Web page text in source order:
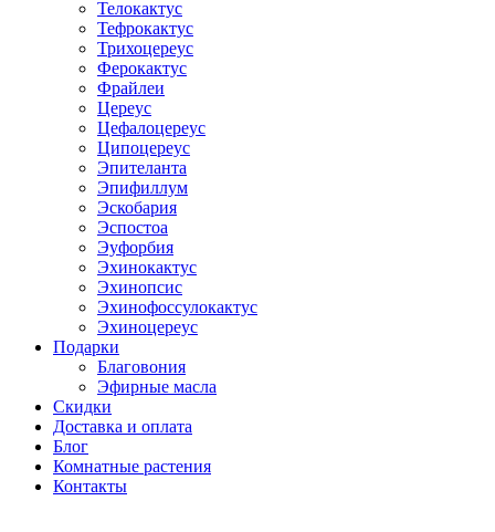
Телокактус
Тефрокактус
Трихоцереус
Ферокактус
Фрайлеи
Цереус
Цефалоцереус
Ципоцереус
Эпителанта
Эпифиллум
Эскобария
Эспостоа
Эуфорбия
Эхинокактус
Эхинопсис
Эхинофоссулокактус
Эхиноцереус
Подарки
Благовония
Эфирные масла
Скидки
Доставка и оплата
Блог
Комнатные растения
Контакты